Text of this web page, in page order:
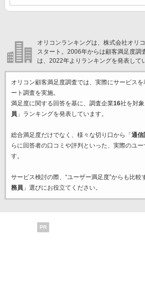
オリコンランキングは、株式会社オリ
スタート。2006年からは顧客満足度調
は、2022年よりランキングを発表して
オリコン顧客満足度調査では、実際にサービスを
ート調査を実施。
満足度に関する回答を基に、調査企業16社を対象
員 」ランキングを発表しています。
総合満足度だけでなく、様々な切り口から「 通信
らに回答者の口コミや評判といった、実際のユ
す。
サービス検討の際、“ユーザー満足度”からも比較
務員 」選びにお役立てください。
PR